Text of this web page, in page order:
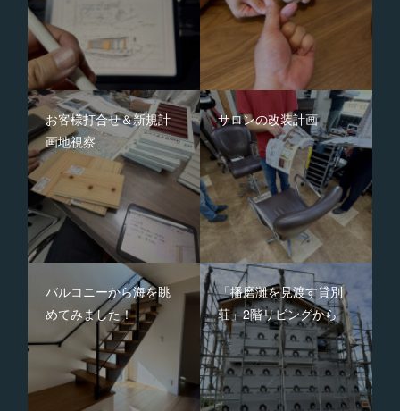
お客様打合せ＆新規計
画地視察
サロンの改装計画
バルコニーから海を眺
めてみました！
「播磨灘を見渡す貸別
荘」2階リビングから